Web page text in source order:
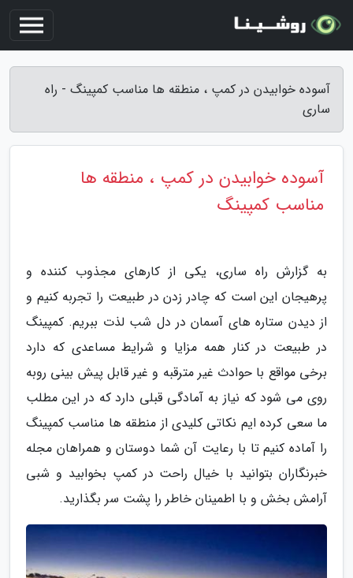
آسوده خوابیدن در کمپ ، منطقه ها مناسب کمپینگ - راه
ساری
آسوده خوابیدن در کمپ ، منطقه ها
مناسب کمپینگ
به گزارش راه ساری، یکی از کارهای مجذوب کننده و
پرهیجان این است که چادر زدن در طبیعت را تجربه کنیم و
از دیدن ستاره های آسمان در دل شب لذت ببریم. کمپینگ
در طبیعت در کنار همه مزایا و شرایط مساعدی که دارد
برخی مواقع با حوادث غیر مترقبه و غیر قابل پیش بینی روبه
روی می شود که نیاز به آمادگی قبلی دارد که در این مطلب
ما سعی کرده ایم نکاتی کلیدی از منطقه ها مناسب کمپینگ
را آماده کنیم تا با رعایت آن شما دوستان و همراهان مجله
خبرنگاران بتوانید با خیال راحت در کمپ بخوابید و شبی
آرامش بخش و با اطمینان خاطر را پشت سر بگذارید.